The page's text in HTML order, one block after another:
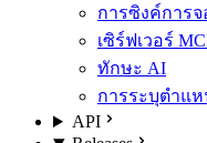
การซิงค์การจ
เซิร์ฟเวอร์
ทักษะ AI
การระบุตำแ
API